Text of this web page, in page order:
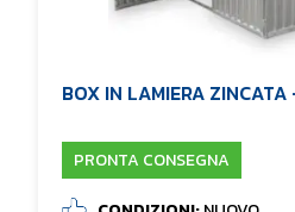
BOX IN LAMIERA
PRONTA CONSEGNA